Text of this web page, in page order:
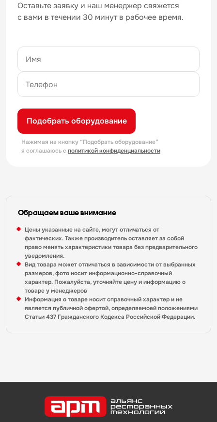
Оставьте заявку и наш менеджер свяжется
с вами в течении 30 минут в рабочее время.
Подобрать оборудование
Нажимая на кнопку “Подобрать оборудование”
я соглашаюсь с политикой конфиденциальности
Обращаем ваше внимание
Цены указанные на сайте, могут отличаться от
фактических. Также производитель оставляет за собой
право менять характеристики товара без предварительного
уведомления.
Вид товара может отличаться в зависимости от выбранных
размеров, фото носит информационно-справочный
характер. Пожалуйста, уточняйте цену и информацию о
товаре у менеджеров
Информация о товаре носит справочный характер и не
является публичной офертой, определяемоей положениями
Статьи 437 Гражданского Кодекса Российской Федерации.